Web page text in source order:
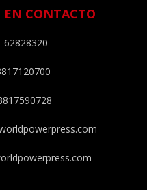
EN CONTACTO
62828320